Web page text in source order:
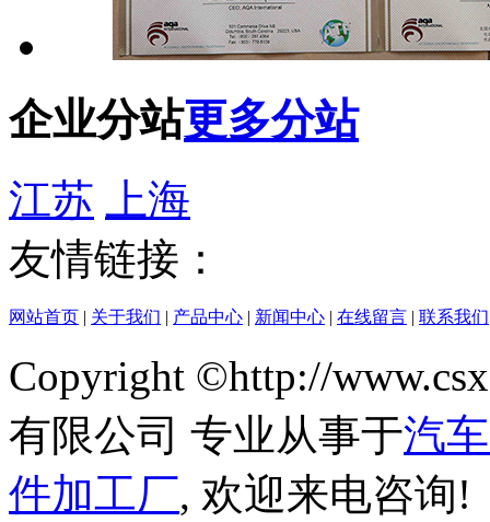
企业分站更多分站
江苏
上海
友情链接：
网站首页 | 关于我们 | 产品中心 | 新闻中心 | 在线留言 | 联系我们
Copyright ©http://
有限公司 专业从事于汽
件加工厂, 欢迎来电咨询!